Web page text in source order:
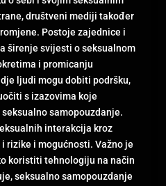
društveni mediji također
Postoje zajednice i
širenje svijesti o seksualnom
i promicanju
ljudi mogu dobiti podršku,
s izazovima koje
samopouzdanje.
interakcija kroz
rizike i mogućnosti. Važno je
koristiti tehnologiju na način
seksualno samopouzdanje